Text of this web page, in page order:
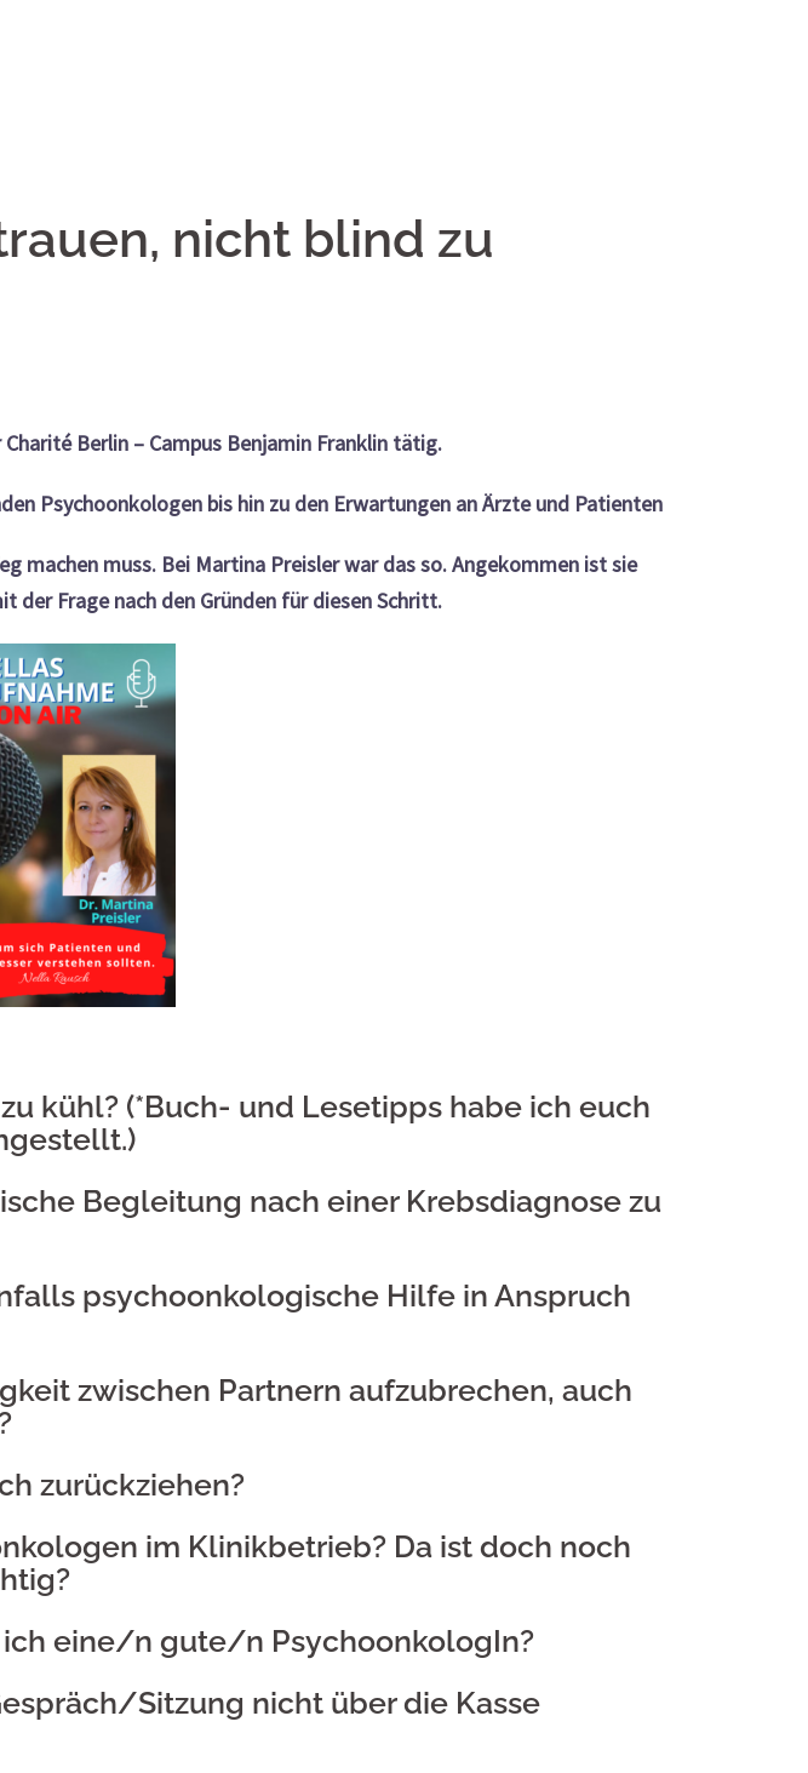
nicht blind zu
Berlin – Campus Benjamin Franklin tätig.
Psychoonkologen bis hin zu den Erwartungen an Ärzte und Patienten
machen muss. Bei Martina Preisler war das so. Angekommen ist sie
der Frage nach den Gründen für diesen Schritt.
kühl? (*Buch- und Lesetipps habe ich euch
Begleitung nach einer Krebsdiagnose zu
psychoonkologische Hilfe in Anspruch
zwischen Partnern aufzubrechen, auch
zurückziehen?
im Klinikbetrieb? Da ist doch noch
eine/n gute/n PsychoonkologIn?
Sitzung nicht über die Kasse